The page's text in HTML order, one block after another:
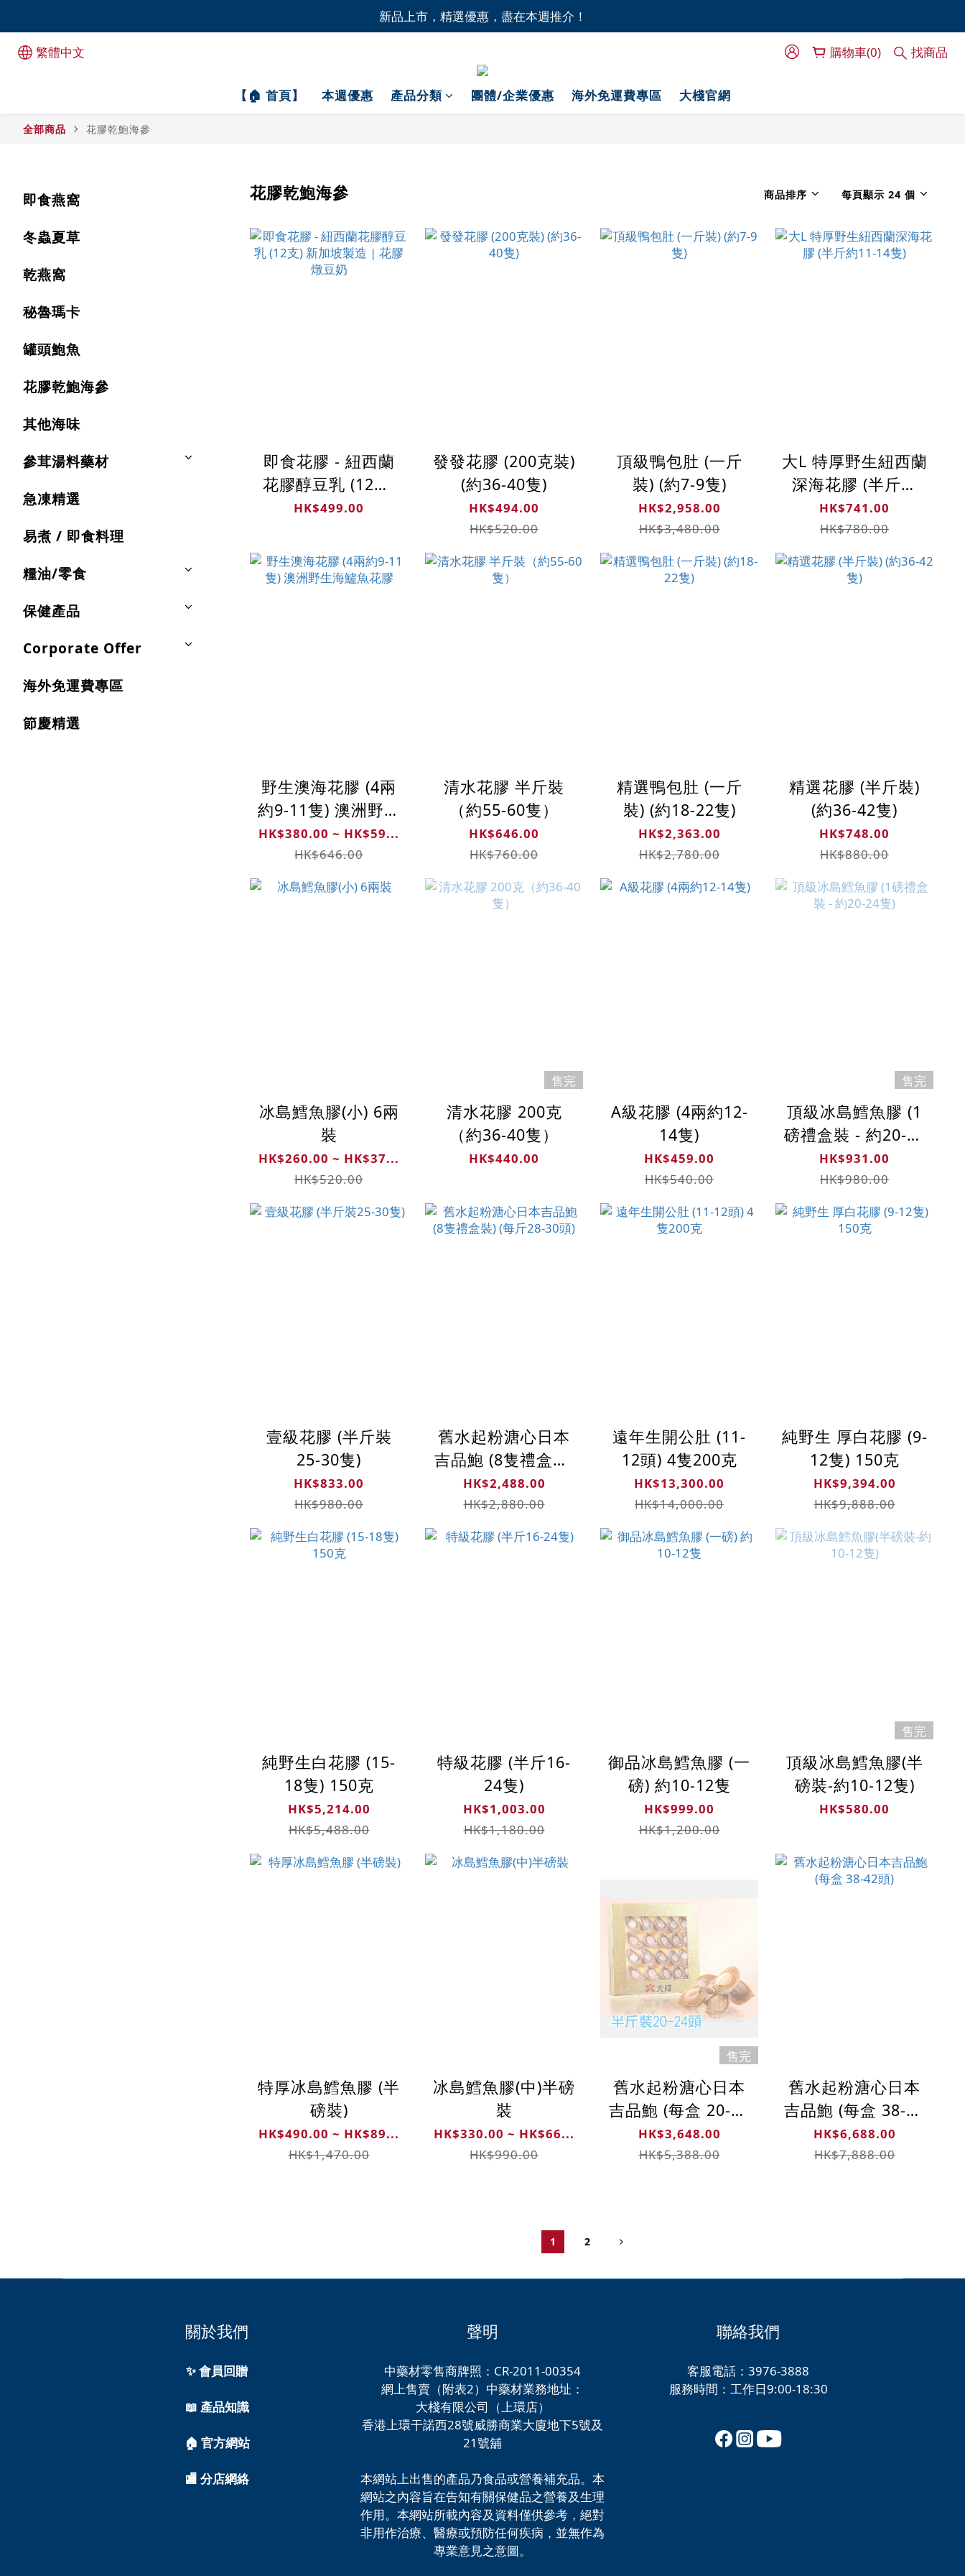
全港11間門市自取無門檻，買滿HK$1,000即享本地免費送貨上門服務！
新品上市，精選優惠，盡在本週推介！
繁體中文 購物車(0) 找商品
【🏠 首頁】 本週優惠 產品分類 團體/企業優惠 海外免運費專區 大棧官網
全部商品 花膠乾鮑海參
即食燕窩
冬蟲夏草
乾燕窩
秘魯瑪卡
罐頭鮑魚
花膠乾鮑海參
其他海味
參茸湯料藥材
急凍精選
易煮 / 即食料理
糧油/零食
保健產品
Corporate Offer
海外免運費專區
節慶精選
花膠乾鮑海參 商品排序 每頁顯示 24 個
即食花膠 - 紐西蘭
花膠醇豆乳 (12支)
新加坡製造 | 花膠
HK$499.00
發發花膠 (200克裝)
(約36-40隻)
HK$494.00
HK$520.00
頂級鴨包肚 (一斤
裝) (約7-9隻)
HK$2,958.00
HK$3,480.00
大L 特厚野生紐西蘭
深海花膠 (半斤約
11-14隻)
HK$741.00
HK$780.00
野生澳海花膠 (4兩
約9-11隻) 澳洲野生
海鱸魚花膠
HK$380.00 ~ HK$59...
HK$646.00
清水花膠 半斤裝
（約55-60隻）
HK$646.00
HK$760.00
精選鴨包肚 (一斤
裝) (約18-22隻)
HK$2,363.00
HK$2,780.00
精選花膠 (半斤裝)
(約36-42隻)
HK$748.00
HK$880.00
冰島鱈魚膠(小) 6兩
裝
HK$260.00 ~ HK$37...
HK$520.00
售完
清水花膠 200克
（約36-40隻）
HK$440.00
A級花膠 (4兩約12-
14隻)
HK$459.00
HK$540.00
售完
頂級冰島鱈魚膠 (1
磅禮盒裝 - 約20-24
隻)
HK$931.00
HK$980.00
壹級花膠 (半斤裝
25-30隻)
HK$833.00
HK$980.00
舊水起粉溏心日本
吉品鮑 (8隻禮盒裝)
(每斤28-30頭)
HK$2,488.00
HK$2,880.00
遠年生開公肚 (11-
12頭) 4隻200克
HK$13,300.00
HK$14,000.00
純野生 厚白花膠 (9-
12隻) 150克
HK$9,394.00
HK$9,888.00
純野生白花膠 (15-
18隻) 150克
HK$5,214.00
HK$5,488.00
特級花膠 (半斤16-
24隻)
HK$1,003.00
HK$1,180.00
御品冰島鱈魚膠 (一
磅) 約10-12隻
HK$999.00
HK$1,200.00
售完
頂級冰島鱈魚膠(半
磅裝-約10-12隻)
HK$580.00
特厚冰島鱈魚膠 (半
磅裝)
HK$490.00 ~ HK$89...
HK$1,470.00
冰島鱈魚膠(中)半磅
裝
HK$330.00 ~ HK$66...
HK$990.00
售完
舊水起粉溏心日本
吉品鮑 (每盒 20-24
頭)
HK$3,648.00
HK$5,388.00
舊水起粉溏心日本
吉品鮑 (每盒 38-42
頭)
HK$6,688.00
HK$7,888.00
1 2
關於我們
✨ 會員回贈
📖 產品知識
🏠 官方網站
🏬 分店網絡
聲明
中藥材零售商牌照：CR-2011-00354
網上售賣（附表2）中藥材業務地址：
大棧有限公司（上環店）
香港上環干諾西28號威勝商業大廈地下5號及
21號舖
本網站上出售的產品乃食品或營養補充品。本
網站之內容旨在告知有關保健品之營養及生理
作用。本網站所載內容及資料僅供參考，絕對
非用作治療、醫療或預防任何疾病，並無作為
專業意見之意圖。
聯絡我們
客服電話：3976-3888
服務時間：工作日9:00-18:30